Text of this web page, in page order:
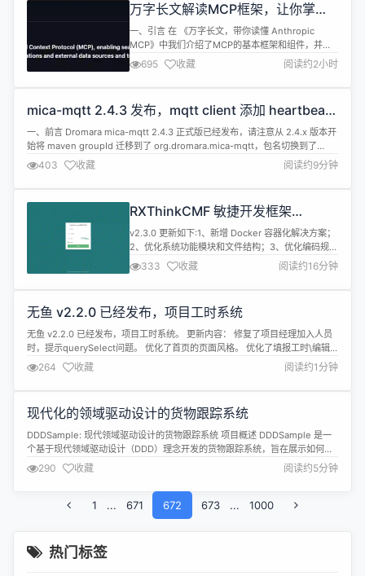
持同时管理成千上万的节点 项目地址：...
万字长文解读MCP框架，让你掌握
mark3labs/mcp-go
一、引言 在 《万字长文，带你读懂 Anthropic
MCP》中我们介绍了MCP的基本框架和组件，并初
步说了在golang中的框架metoro-io/mcp-golang
和mark3labs/mcp-go。本文将通过实践和源码的方
式先解读mark3labs/mcp-go。 二、MCP-Server的
种...
695 收藏 阅读约2小时
mica-mqtt 2.4.3 发布，mqtt client 添加 heartbeat
模式和策略
一、前言 Dromara mica-mqtt 2.4.3 正式版已经发布，请注意从 2.4.x 版本开
始将 maven groupId 迁移到了 org.dromara.mica-mqtt，包名切换到了
org.dromara，其它使用上均和老版本保持一致。强烈推荐 大家尽快升级到新
的 2.4.x。 另由于老的文档散落在各个模块，不方便查看，我们新增了文档站...
403 收藏 阅读约9分钟
RXThinkCMF 敏捷开发框架
ThinkPhp8+Layui 版本 v2.3.0 发
布
v2.3.0 更新如下:1、新增 Docker 容器化解决方案；
2、优化系统功能模块和文件结构；3、优化编码规
范，统一命名和描述；4、优化数据库表结构和编
码；5、优化模块页面，提升使用体验度；6、修复近
期用户反馈的问题； 项目介绍 一款基于
开发框架，拥有整套完善的 RBAC 权限架构体系，以
用户...
333 收藏 阅读约16分钟
无鱼 v2.2.0 已经发布，项目工时系统
无鱼 v2.2.0 已经发布，项目工时系统。 更新内容： 修复了项目经理加入人员
时，提示querySelect问题。 优化了首页的页面风格。 优化了填报工时\编辑
工时\查看工时的页面,以及部分描述。 修复了数据查询界面数据为0时的显示问
题。 其他细节优化。 目前主要对新框架的问题修复，下个版本开始进行功能的
迭代和增加。 详情查看：https://gitee....
264 收藏 阅读约1分钟
现代化的领域驱动设计的货物跟踪系统
DDDSample: 现代领域驱动设计的货物跟踪系统 项目概述 DDDSample 是一
个基于现代领域驱动设计（DDD）理念开发的货物跟踪系统，旨在展示如何运
用 DDD 原则构建高效、可维护和可扩展的企业级应用。该系统采用了分层架
构、事件驱动架构、CQRS 等设计模式，并集成了 Spring Boot、JPA、JMS
等技术，为开发高质量的软件系统提供了良好...
290 收藏 阅读约5分钟
1 ... 671 672 673 ... 1000
热门标签